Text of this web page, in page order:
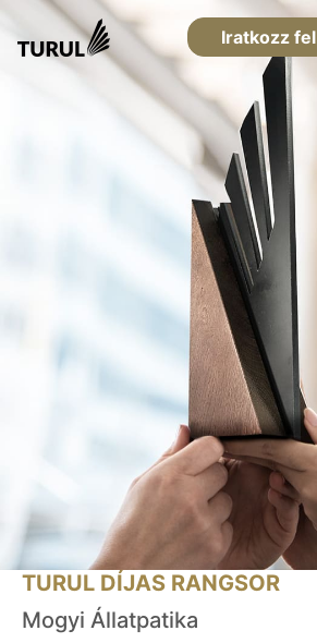
Iratkozz fel
TURUL DÍJAS RANGSOR
Mogyi Állatpatika